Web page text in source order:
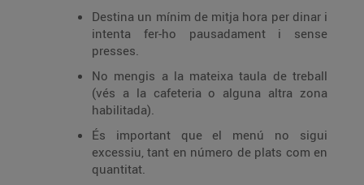
Destina un mínim de mitja hora per dinar i
intenta fer-ho pausadament i sense
presses.
No mengis a la mateixa taula de treball
(vés a la cafeteria o alguna altra zona
habilitada).
És important que el menú no sigui
excessiu, tant en número de plats com en
quantitat.